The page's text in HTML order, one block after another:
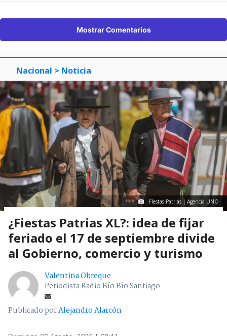
Mostrar Comentarios
Nacional > Noticia
FIestas Patrias | Agencia UNO
¿Fiestas Patrias XL?: idea de fijar
feriado el 17 de septiembre divide
al Gobierno, comercio y turismo
Valentina Obreque
Periodista Radio Bío Bío Santiago
Publicado porAlejandro Alarcón